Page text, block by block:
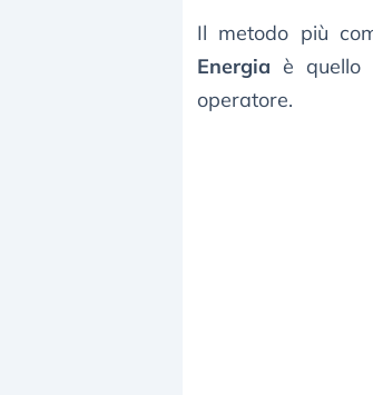
Il metodo più
Energia è quello
operatore.